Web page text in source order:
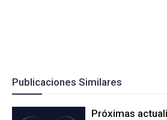
Publicaciones Similares
Próximas